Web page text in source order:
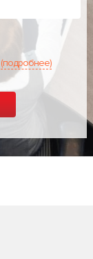
(подробнее)